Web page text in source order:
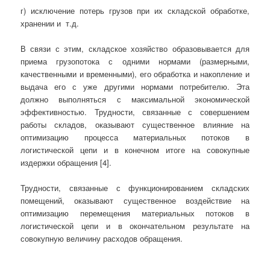
г) исключение потерь грузов при их складской обработке,
хранении и т.д.
В связи с этим, складское хозяйство образовывается для
приема грузопотока с одними нормами (размерными,
качественными и временными), его обработка и накопление и
выдача его с уже другими нормами потребителю. Эта
должно выполняться с максимальной экономической
эффективностью. Трудности, связанные с совершением
работы складов, оказывают существенное влияние на
оптимизацию процесса материальных потоков в
логистической цепи и в конечном итоге на совокупные
издержки обращения [4].
Трудности, связанные с функционированием складских
помещений, оказывают существенное воздействие на
оптимизацию перемещения материальных потоков в
логистической цепи и в окончательном результате на
совокупную величину расходов обращения.